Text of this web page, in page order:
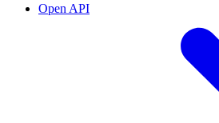
Open API